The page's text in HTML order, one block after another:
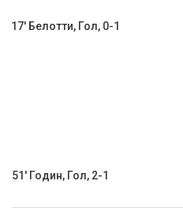
17' Белотти, Гол, 0-1
51' Годин, Гол, 2-1